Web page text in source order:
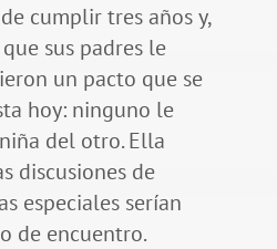
cumplir tres años y,
sus padres le
un pacto que se
hoy: ninguno le
del otro. Ella
discusiones de
especiales serían
de encuentro.